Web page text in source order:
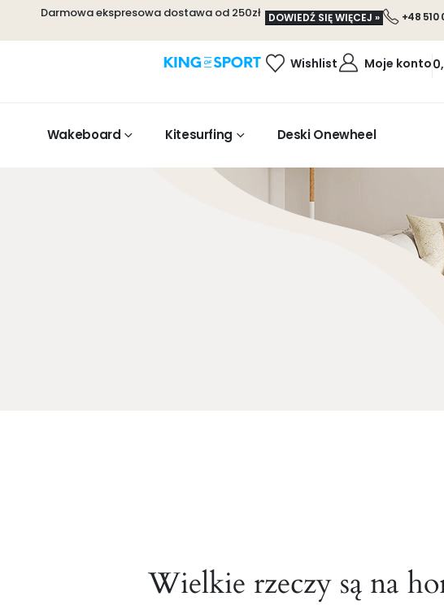
Darmowa ekspresowa dostawa od 250zł DOWIEDŹ SIĘ WIĘCEJ » +48 510
Wishlist Moje konto
Wakeboard Kitesurfing Deski Onewheel
Wielkie rzeczy są na